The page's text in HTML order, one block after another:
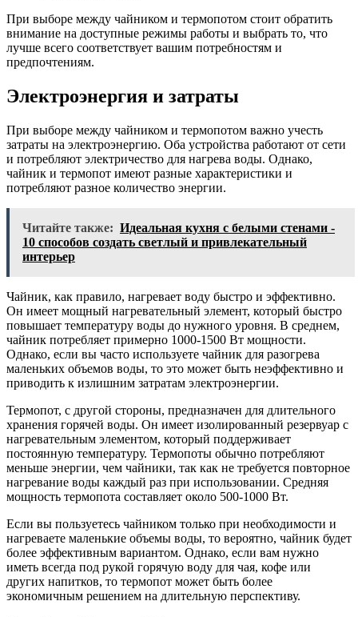
При выборе между чайником и термопотом стоит обратить
внимание на доступные режимы работы и выбрать то, что
лучше всего соответствует вашим потребностям и
предпочтениям.
Электроэнергия и затраты
При выборе между чайником и термопотом важно учесть
затраты на электроэнергию. Оба устройства работают от сети
и потребляют электричество для нагрева воды. Однако,
чайник и термопот имеют разные характеристики и
потребляют разное количество энергии.
Читайте также: Идеальная кухня с белыми стенами -
10 способов создать светлый и привлекательный
интерьер
Чайник, как правило, нагревает воду быстро и эффективно.
Он имеет мощный нагревательный элемент, который быстро
повышает температуру воды до нужного уровня. В среднем,
чайник потребляет примерно 1000-1500 Вт мощности.
Однако, если вы часто используете чайник для разогрева
маленьких объемов воды, то это может быть неэффективно и
приводить к излишним затратам электроэнергии.
Термопот, с другой стороны, предназначен для длительного
хранения горячей воды. Он имеет изолированный резервуар с
нагревательным элементом, который поддерживает
постоянную температуру. Термопоты обычно потребляют
меньше энергии, чем чайники, так как не требуется повторное
нагревание воды каждый раз при использовании. Средняя
мощность термопота составляет около 500-1000 Вт.
Если вы пользуетесь чайником только при необходимости и
нагреваете маленькие объемы воды, то вероятно, чайник будет
более эффективным вариантом. Однако, если вам нужно
иметь всегда под рукой горячую воду для чая, кофе или
других напитков, то термопот может быть более
экономичным решением на длительную перспективу.